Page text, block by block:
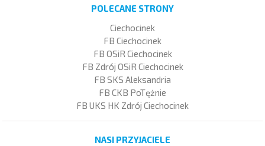
POLECANE STRONY
Ciechocinek
FB Ciechocinek
FB OSiR Ciechocinek
FB Zdrój OSiR Ciechocinek
FB SKS Aleksandria
FB CKB PoTężnie
FB UKS HK Zdrój Ciechocinek
NASI PRZYJACIELE